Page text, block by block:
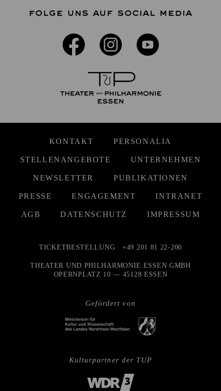
FOLGE UNS AUF SOCIAL MEDIA
KONTAKT PERSONALIA
STELLENANGEBOTE UNTERNEHMEN
NEWSLETTER PUBLIKATIONEN
PRESSE ENGAGEMENT INTRANET
AGB DATENSCHUTZ IMPRESSUM
Gefördert von
TICKETBESTELLUNG +49 201 81 22-200
THEATER UND PHILHARMONIE ESSEN GMBH
OPERNPLATZ 10 — 45128 ESSEN
Kulturpartner der TUP